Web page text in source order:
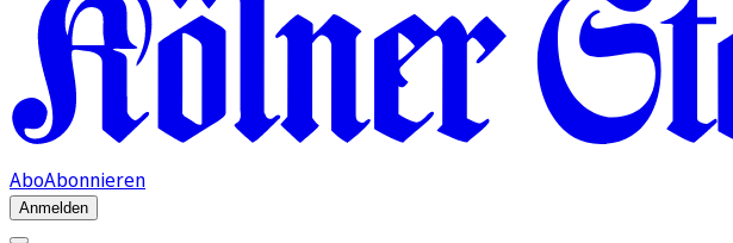
AboAbonnieren
Anmelden